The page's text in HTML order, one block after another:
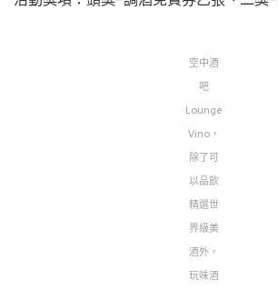
空中酒
吧
Lounge
Vino，
除了可
以品飲
精選世
界級美
酒外，
玩味酒